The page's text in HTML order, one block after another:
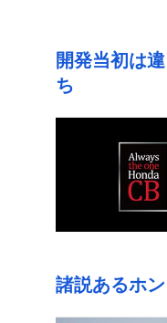
開発当初は
ち
諸説あるホ